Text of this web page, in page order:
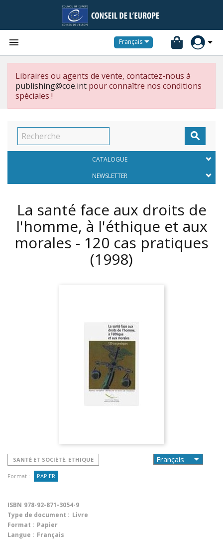
 Français
Libraires ou agents de vente, contactez-nous à
publishing@coe.int pour connaître nos conditions
spéciales !

CATALOGUE
NEWSLETTER
La santé face aux droits de
l'homme, à l'éthique et aux
morales - 120 cas pratiques
(1998)
SANTÉ ET SOCIÉTÉ, ETHIQUE
Format : PAPIER
ISBN 978-92-871-3054-9
Type de document : Livre
Format : Papier
Langue : Français